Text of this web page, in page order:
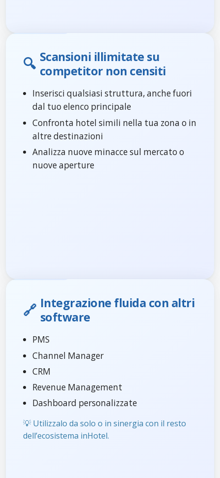
🔍 Scansioni illimitate su
competitor non censiti
Inserisci qualsiasi struttura, anche fuori
dal tuo elenco principale
Confronta hotel simili nella tua zona o in
altre destinazioni
Analizza nuove minacce sul mercato o
nuove aperture
🔗 Integrazione fluida con altri
software
PMS
Channel Manager
CRM
Revenue Management
Dashboard personalizzate
💡 Utilizzalo da solo o in sinergia con il resto
dell’ecosistema inHotel.